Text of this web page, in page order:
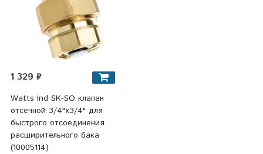
1 329 ₽
Watts Ind SK-SO клапан
отсечной 3/4"x3/4" для
быстрого отсоединения
расширительного бака
(10005114)